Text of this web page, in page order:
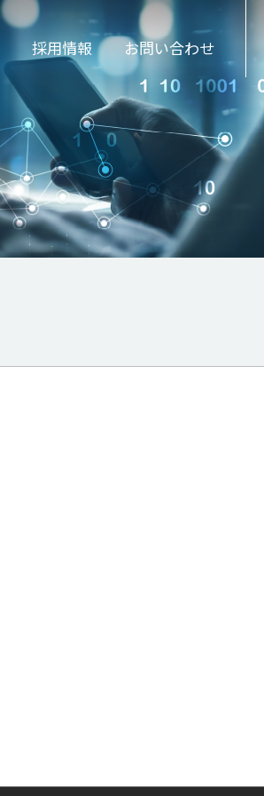
採用情報 お問い合わせ